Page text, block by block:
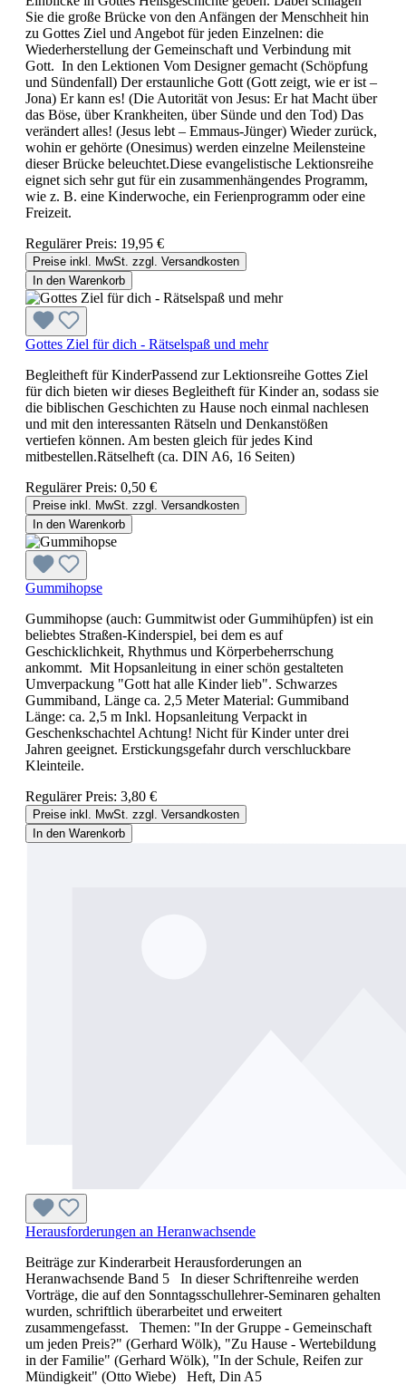
Sie die große Brücke von den Anfängen der Menschheit hin
zu Gottes Ziel und Angebot für jeden Einzelnen: die
Wiederherstellung der Gemeinschaft und Verbindung mit
Gott. In den Lektionen Vom Designer gemacht (Schöpfung
und Sündenfall) Der erstaunliche Gott (Gott zeigt, wie er ist –
Jona) Er kann es! (Die Autorität von Jesus: Er hat Macht über
das Böse, über Krankheiten, über Sünde und den Tod) Das
verändert alles! (Jesus lebt – Emmaus-Jünger) Wieder zurück,
wohin er gehörte (Onesimus) werden einzelne Meilensteine
dieser Brücke beleuchtet.Diese evangelistische Lektionsreihe
eignet sich sehr gut für ein zusammenhängendes Programm,
wie z. B. eine Kinderwoche, ein Ferienprogramm oder eine
Freizeit.
Regulärer Preis: 19,95 €
Preise inkl. MwSt. zzgl. Versandkosten
In den Warenkorb
Gottes Ziel für dich - Rätselspaß und mehr
Begleitheft für KinderPassend zur Lektionsreihe Gottes Ziel
für dich bieten wir dieses Begleitheft für Kinder an, sodass sie
die biblischen Geschichten zu Hause noch einmal nachlesen
und mit den interessanten Rätseln und Denkanstößen
vertiefen können. Am besten gleich für jedes Kind
mitbestellen.Rätselheft (ca. DIN A6, 16 Seiten)
Regulärer Preis: 0,50 €
Preise inkl. MwSt. zzgl. Versandkosten
In den Warenkorb
Gummihopse
Gummihopse (auch: Gummitwist oder Gummihüpfen) ist ein
beliebtes Straßen-Kinderspiel, bei dem es auf
Geschicklichkeit, Rhythmus und Körperbeherrschung
ankommt. Mit Hopsanleitung in einer schön gestalteten
Umverpackung "Gott hat alle Kinder lieb". Schwarzes
Gummiband, Länge ca. 2,5 Meter Material: Gummiband
Länge: ca. 2,5 m Inkl. Hopsanleitung Verpackt in
Geschenkschachtel Achtung! Nicht für Kinder unter drei
Jahren geeignet. Erstickungsgefahr durch verschluckbare
Kleinteile.
Regulärer Preis: 3,80 €
Preise inkl. MwSt. zzgl. Versandkosten
In den Warenkorb
Herausforderungen an Heranwachsende
Beiträge zur Kinderarbeit Herausforderungen an
Heranwachsende Band 5 In dieser Schriftenreihe werden
Vorträge, die auf den Sonntagsschullehrer-Seminaren gehalten
wurden, schriftlich überarbeitet und erweitert
zusammengefasst. Themen: "In der Gruppe - Gemeinschaft
um jeden Preis?" (Gerhard Wölk), "Zu Hause - Wertebildung
in der Familie" (Gerhard Wölk), "In der Schule, Reifen zur
Mündigkeit" (Otto Wiebe) Heft, Din A5